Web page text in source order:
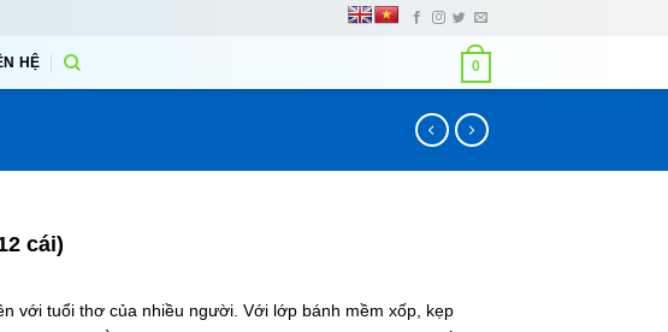
HỆ 0
cái)
với tuổi thơ của nhiều người. Với lớp bánh mềm xốp, kẹp